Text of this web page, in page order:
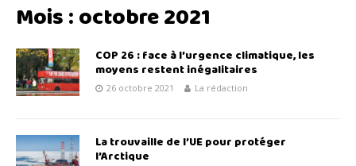
Mois :octobre 2021
COP 26 : face à l’urgence climatique, les
moyens restent inégalitaires
26 octobre 2021 La rédaction
La trouvaille de l’UE pour protéger
l’Arctique